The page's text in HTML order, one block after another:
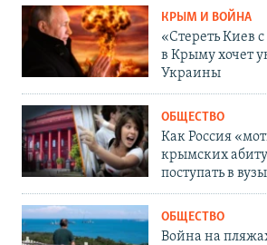
КРЫМ И ВОЙНА
«Стереть Киев
в Крыму хочет
Украины
ОБЩЕСТВО
Как Россия
крымских
поступать в
ОБЩЕСТВО
Война на